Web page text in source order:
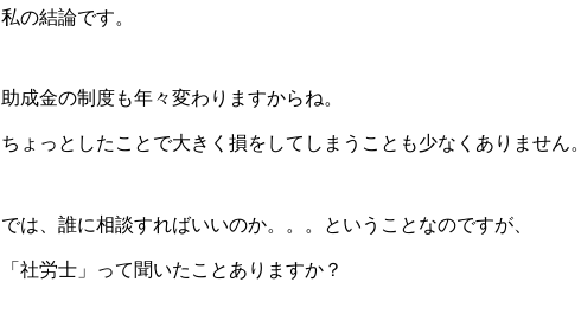
私の結論です。
助成金の制度も年々変わりますからね。
ちょっとしたことで大きく損をしてしまうことも少なくありません。
では、誰に相談すればいいのか。。。ということなのですが、
「社労士」って聞いたことありますか？